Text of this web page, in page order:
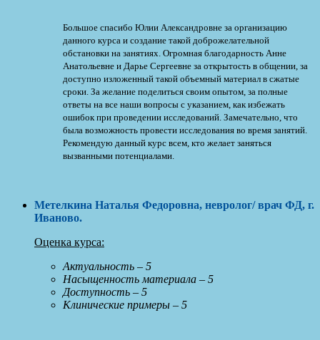
Большое спасибо Юлии Александровне за организацию
данного курса и создание такой доброжелательной
обстановки на занятиях. Огромная благодарность Анне
Анатольевне и Дарье Сергеевне за открытость в общении, за
доступно изложенный такой объемный материал в сжатые
сроки. За желание поделиться своим опытом, за полные
ответы на все наши вопросы с указанием, как избежать
ошибок при проведении исследований. Замечательно, что
была возможность провести исследования во время занятий.
Рекомендую данный курс всем, кто желает заняться
вызванными потенциалами.
Метелкина Наталья Федоровна, невролог/ врач ФД, г.
Иваново.
Оценка курса:
Актуальность – 5
Насыщенность материала – 5
Доступность – 5
Клинические примеры – 5